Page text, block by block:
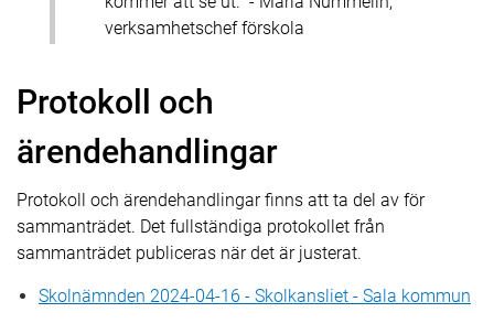
verksamhetschef förskola
Protokoll och
ärendehandlingar
Protokoll och ärendehandlingar finns att ta del av för
sammanträdet. Det fullständiga protokollet från
sammanträdet publiceras när det är justerat.
Skolnämnden 2024-04-16 - Skolkansliet - Sala kommun